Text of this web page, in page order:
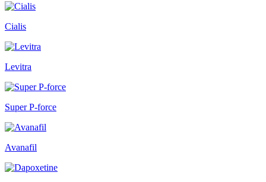
Cialis
Levitra
Super P-force
Avanafil